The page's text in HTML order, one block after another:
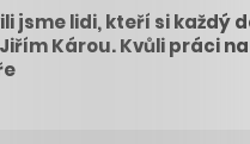
jsme lidi, kteří si každý
Károu. Kvůli práci